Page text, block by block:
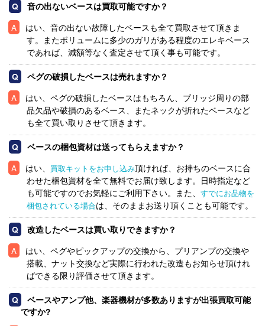
音の出ないベースは買取可能ですか？
はい、音の出ない故障したベースも全て買取させて頂きま
す。またボリュームに多少のガリがある程度のエレキベース
であれば、減額等なく査定させて頂く事も可能です。
ペグの破損したベースは売れますか？
はい、ペグの破損したベースはもちろん、ブリッジ周りの部
品欠品や破損のあるベース、またネックが折れたベースなど
も全て買い取りさせて頂きます。
ベースの梱包資材は送ってもらえますか？
はい、 買取キットをお申し込み頂ければ、お持ちのベースに合
わせた梱包資材を全て無料でお届け致します。日時指定など
も可能ですのでお気軽にご利用下さい。また、 すでにお品物を
梱包されている場合は、そのままお送り頂くことも可能です。
改造したベースは買い取りできますか？
はい、ペグやピックアップの交換から、プリアンプの交換や
搭載、ナット交換など実際に行われた改造もお知らせ頂けれ
ばできる限り評価させて頂きます。
ベースやアンプ他、楽器機材が多数ありますが出張買取可能
ですか?